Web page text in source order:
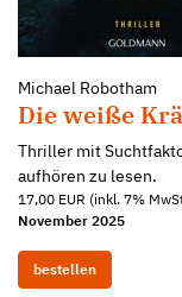
Michael Robotham
Die weiße
Thriller mit
aufhören zu lesen.
17,00 EUR (inkl. 7%
November 2025
bestellen